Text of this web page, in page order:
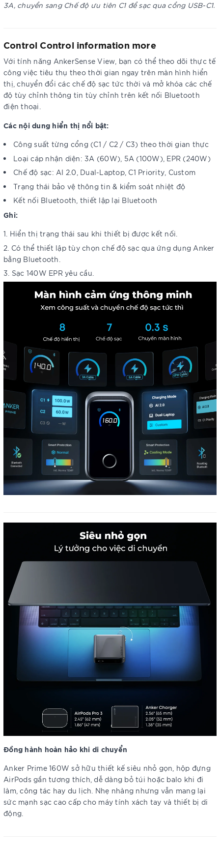
3A, chuyển sang Chế độ ưu tiên C1 để sạc qua cổng USB-C1.
Control Control information more
Với tính năng AnkerSense View, bạn có thể theo dõi thực tế
công việc tiêu thụ theo thời gian ngay trên màn hình hiển
thị, chuyển đổi các chế độ sạc tức thời và mở khóa các chế
độ tùy chỉnh thông tin tùy chỉnh trên kết nối Bluetooth
điện thoại.
Các nội dung hiển thị nổi bật:
Công suất từng cổng (C1 / C2 / C3) theo thời gian thực
Loại cáp nhận diện: 3A (60W), 5A (100W), EPR (240W)
Chế độ sạc: AI 2.0, Dual-Laptop, C1 Priority, Custom
Trạng thái bảo vệ thông tin & kiểm soát nhiệt độ
Kết nối Bluetooth, thiết lập lại Bluetooth
Ghi:
Hiển thị trạng thái sau khi thiết bị được kết nối.
Có thể thiết lập tùy chọn chế độ sạc qua ứng dụng Anker
bằng Bluetooth.
Sạc 140W EPR yêu cầu.
Đồng hành hoàn hảo khi di chuyển
Anker Prime 160W sở hữu thiết kế siêu nhỏ gọn, hộp đựng
AirPods gần tương thích, dễ dàng bỏ túi hoặc balo khi đi
làm, công tác hay du lịch. Nhẹ nhàng nhưng vẫn mang lại
sức mạnh sạc cao cấp cho máy tính xách tay và thiết bị di
động.